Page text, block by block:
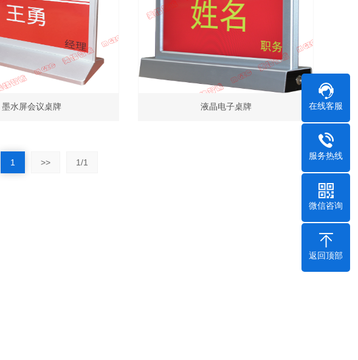
墨水屏会议桌牌 液晶电子桌牌
1 >> 1/1
在线客服
服务热线
微信咨询
返回顶部